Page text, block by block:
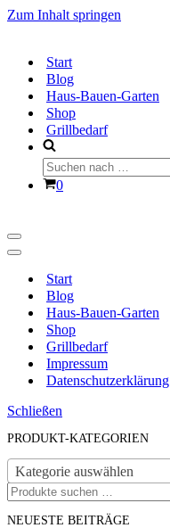
Zum Inhalt springen
Start
Blog
Haus-Bauen-Garten
Shop
Grillbedarf
Suchen
nach …
Warenkorb
0
Navigationsmenü
Navigationsmenü
Start
Blog
Haus-Bauen-Garten
Shop
Grillbedarf
Impressum
Datenschutzerklärung
Schließen
PRODUKT-KATEGORIEN
Kategorie auswählen
Suchen
nach …
NEUESTE BEITRÄGE